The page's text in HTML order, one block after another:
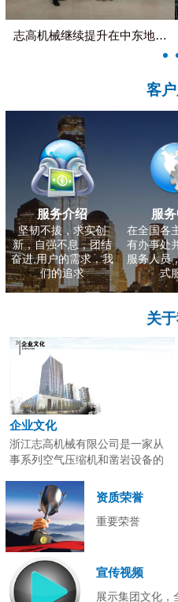
志高机械继续提升在中东地区的市...
客
服务介绍
坚韧不拔，求实创
新，自强不息，团结
奋进,用户的需求，我
们的追求
服
在全国各
有办事处
服务人员
式
关
企业文化
浙江志高机械有限公司是一家从
事系列空气压缩机和凿岩设备的
的专业机构。产品广泛应用于工
业气源、各类矿山开采和工程项
目建设。企业以技术开发为核
心，...
资质荣誉
重要荣誉
宣传视频
展示集团文化，